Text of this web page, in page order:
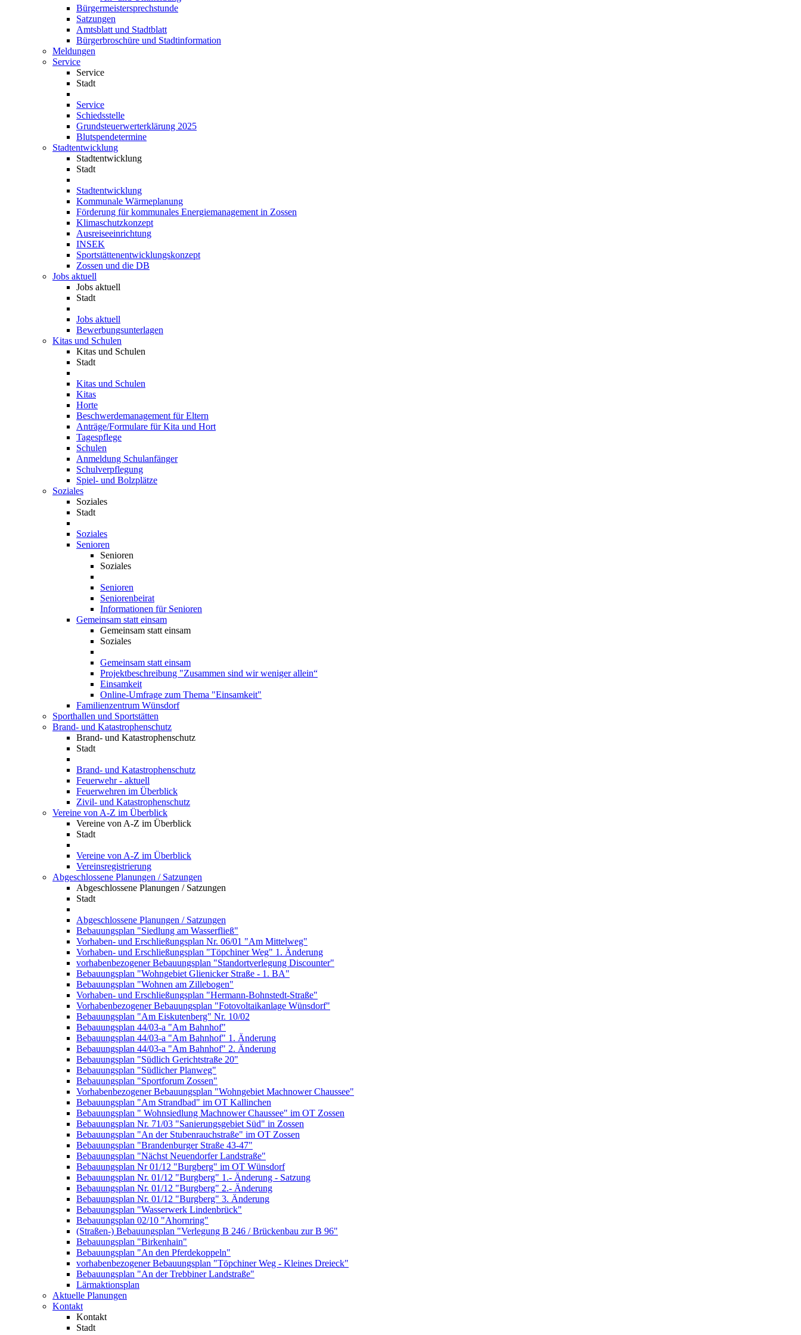
Bürgermeistersprechstunde
Satzungen
Amtsblatt und Stadtblatt
Bürgerbroschüre und Stadtinformation
Meldungen
Service
Service
Stadt
Service
Schiedsstelle
Grundsteuerwerterklärung 2025
Blutspendetermine
Stadtentwicklung
Stadtentwicklung
Stadt
Stadtentwicklung
Kommunale Wärmeplanung
Förderung für kommunales Energiemanagement in Zossen
Klimaschutzkonzept
Ausreiseeinrichtung
INSEK
Sportstättenentwicklungskonzept
Zossen und die DB
Jobs aktuell
Jobs aktuell
Stadt
Jobs aktuell
Bewerbungsunterlagen
Kitas und Schulen
Kitas und Schulen
Stadt
Kitas und Schulen
Kitas
Horte
Beschwerdemanagement für Eltern
Anträge/Formulare für Kita und Hort
Tagespflege
Schulen
Anmeldung Schulanfänger
Schulverpflegung
Spiel- und Bolzplätze
Soziales
Soziales
Stadt
Soziales
Senioren
Senioren
Soziales
Senioren
Seniorenbeirat
Informationen für Senioren
Gemeinsam statt einsam
Gemeinsam statt einsam
Soziales
Gemeinsam statt einsam
Projektbeschreibung "Zusammen sind wir weniger allein“
Einsamkeit
Online-Umfrage zum Thema "Einsamkeit"
Familienzentrum Wünsdorf
Sporthallen und Sportstätten
Brand- und Katastrophenschutz
Brand- und Katastrophenschutz
Stadt
Brand- und Katastrophenschutz
Feuerwehr - aktuell
Feuerwehren im Überblick
Zivil- und Katastrophenschutz
Vereine von A-Z im Überblick
Vereine von A-Z im Überblick
Stadt
Vereine von A-Z im Überblick
Vereinsregistrierung
Abgeschlossene Planungen / Satzungen
Abgeschlossene Planungen / Satzungen
Stadt
Abgeschlossene Planungen / Satzungen
Bebauungsplan "Siedlung am Wasserfließ"
Vorhaben- und Erschließungsplan Nr. 06/01 "Am Mittelweg"
Vorhaben- und Erschließungsplan "Töpchiner Weg" 1. Änderung
vorhabenbezogener Bebauungsplan "Standortverlegung Discounter"
Bebauungsplan "Wohngebiet Glienicker Straße - 1. BA"
Bebauungsplan "Wohnen am Zillebogen"
Vorhaben- und Erschließungsplan "Hermann-Bohnstedt-Straße"
Vorhabenbezogener Bebauungsplan "Fotovoltaikanlage Wünsdorf"
Bebauungsplan "Am Eiskutenberg" Nr. 10/02
Bebauungsplan 44/03-a "Am Bahnhof"
Bebauungsplan 44/03-a "Am Bahnhof" 1. Änderung
Bebauungsplan 44/03-a "Am Bahnhof" 2. Änderung
Bebauungsplan "Südlich Gerichtstraße 20"
Bebauungsplan "Südlicher Planweg"
Bebauungsplan "Sportforum Zossen"
Vorhabenbezogener Bebauungsplan "Wohngebiet Machnower Chaussee"
Bebauungsplan "Am Strandbad" im OT Kallinchen
Bebauungsplan " Wohnsiedlung Machnower Chaussee" im OT Zossen
Bebauungsplan Nr. 71/03 "Sanierungsgebiet Süd" in Zossen
Bebauungsplan "An der Stubenrauchstraße" im OT Zossen
Bebauungsplan "Brandenburger Straße 43-47"
Bebauungsplan "Nächst Neuendorfer Landstraße"
Bebauungsplan Nr 01/12 "Burgberg" im OT Wünsdorf
Bebauungsplan Nr. 01/12 "Burgberg" 1.- Änderung - Satzung
Bebauungsplan Nr. 01/12 "Burgberg" 2.- Änderung
Bebauungsplan Nr. 01/12 "Burgberg" 3. Änderung
Bebauungsplan "Wasserwerk Lindenbrück"
Bebauungsplan 02/10 "Ahornring"
(Straßen-) Bebauungsplan "Verlegung B 246 / Brückenbau zur B 96"
Bebauungsplan "Birkenhain"
Bebauungsplan "An den Pferdekoppeln"
vorhabenbezogener Bebauungsplan "Töpchiner Weg - Kleines Dreieck"
Bebauungsplan "An der Trebbiner Landstraße"
Lärmaktionsplan
Aktuelle Planungen
Kontakt
Kontakt
Stadt